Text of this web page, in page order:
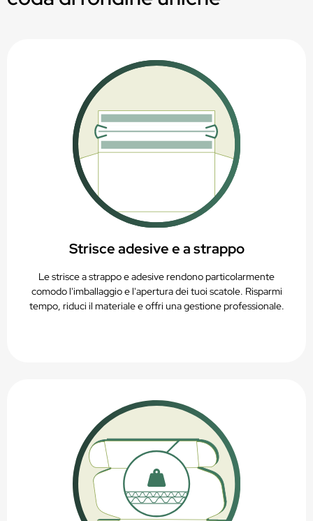
Idoneo per stampa digitale, offset o flessografica
Strisce adesive e a strappo
Le strisce a strappo e adesive rendono particolarmente
comodo l'imballaggio e l'apertura dei tuoi scatole. Risparmi
tempo, riduci il materiale e offri una gestione professionale.